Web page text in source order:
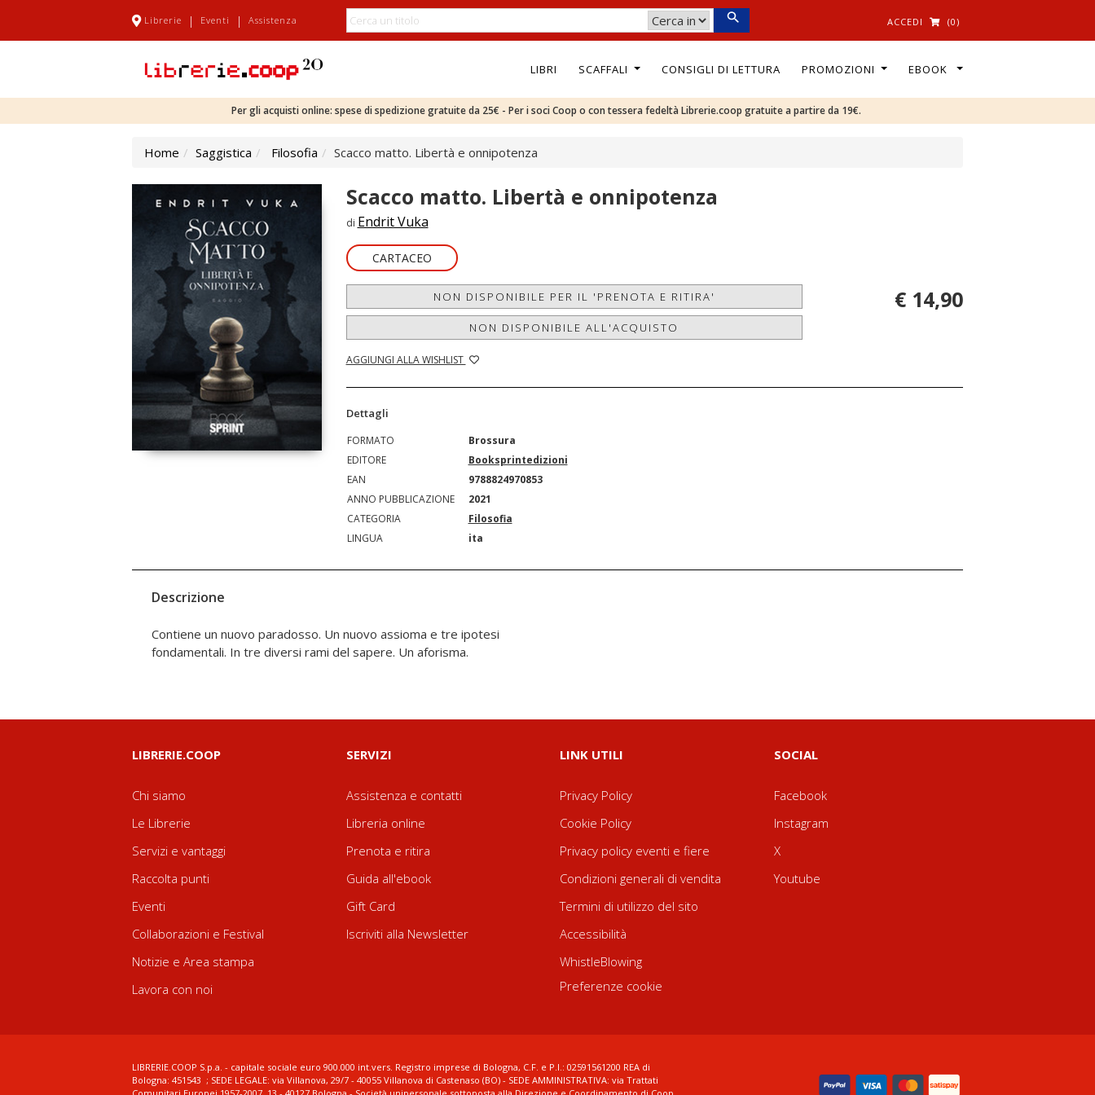
Librerie | Eventi | Assistenza ACCEDI (0)
LIBRI SCAFFALI CONSIGLI DI LETTURA PROMOZIONI EBOOK
Per gli acquisti online: spese di spedizione gratuite da 25€ - Per i soci Coop o con tessera fedeltà Librerie.coop gratuite a partire da 19€.
Home Saggistica Filosofia Scacco matto. Libertà e onnipotenza
Scacco matto. Libertà e onnipotenza
di Endrit Vuka
CARTACEO
NON DISPONIBILE PER IL 'PRENOTA E RITIRA'
NON DISPONIBILE ALL'ACQUISTO
AGGIUNGI ALLA WISHLIST
€ 14,90
Dettagli
FORMATO
Brossura
EDITORE
Booksprintedizioni
EAN
9788824970853
ANNO PUBBLICAZIONE
2021
CATEGORIA
Filosofia
LINGUA
ita
Descrizione
Contiene un nuovo paradosso. Un nuovo assioma e tre ipotesi
fondamentali. In tre diversi rami del sapere. Un aforisma.
LIBRERIE.COOP
Chi siamo
Le Librerie
Servizi e vantaggi
Raccolta punti
Eventi
Collaborazioni e Festival
Notizie e Area stampa
Lavora con noi
SERVIZI
Assistenza e contatti
Libreria online
Prenota e ritira
Guida all'ebook
Gift Card
Iscriviti alla Newsletter
LINK UTILI
Privacy Policy
Cookie Policy
Privacy policy eventi e fiere
Condizioni generali di vendita
Termini di utilizzo del sito
Accessibilità
WhistleBlowing
Preferenze cookie
SOCIAL
Facebook
Instagram
X
Youtube
LIBRERIE.COOP S.p.a. - capitale sociale euro 900.000 int.vers. Registro imprese di Bologna, C.F. e P.I.: 02591561200 REA di
Bologna: 451543 ; SEDE LEGALE: via Villanova, 29/7 - 40055 Villanova di Castenaso (BO) - SEDE AMMINISTRATIVA: via Trattati